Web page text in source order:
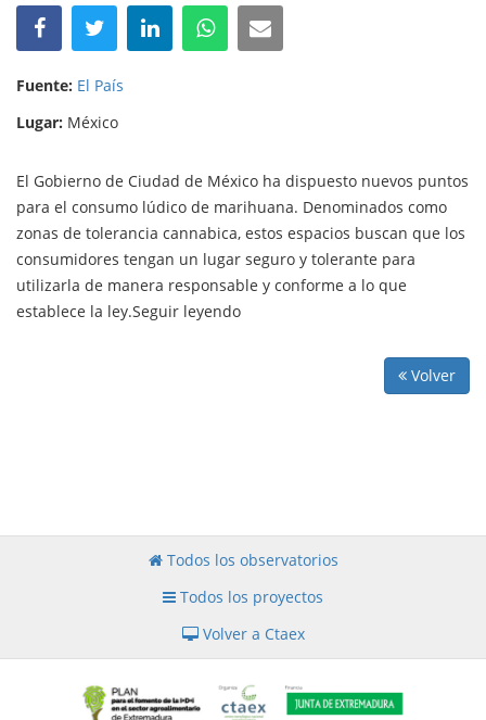
Fuente: El País
Lugar: México
El Gobierno de Ciudad de México ha dispuesto nuevos puntos
para el consumo lúdico de marihuana. Denominados como
zonas de tolerancia cannabica, estos espacios buscan que los
consumidores tengan un lugar seguro y tolerante para
utilizarla de manera responsable y conforme a lo que
establece la ley.Seguir leyendo
Volver
Todos los observatorios
Todos los proyectos
Volver a Ctaex